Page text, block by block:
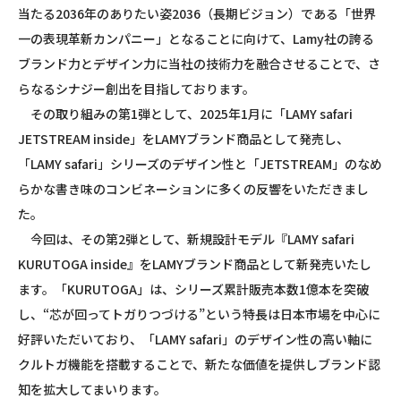
当たる2036年のありたい姿2036（長期ビジョン）である「世界
一の表現革新カンパニー」となることに向けて、Lamy社の誇る
ブランド力とデザイン力に当社の技術力を融合させることで、さ
らなるシナジー創出を目指しております。
その取り組みの第1弾として、2025年1月に「LAMY safari
JETSTREAM inside」をLAMYブランド商品として発売し、
「LAMY safari」シリーズのデザイン性と「JETSTREAM」のなめ
らかな書き味のコンビネーションに多くの反響をいただきまし
た。
今回は、その第2弾として、新規設計モデル『LAMY safari
KURUTOGA inside』をLAMYブランド商品として新発売いたし
ます。「KURUTOGA」は、シリーズ累計販売本数1億本を突破
し、“芯が回ってトガりつづける”という特長は日本市場を中心に
好評いただいており、「LAMY safari」のデザイン性の高い軸に
クルトガ機能を搭載することで、新たな価値を提供しブランド認
知を拡大してまいります。